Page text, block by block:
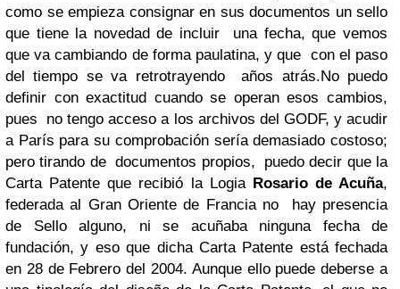
como se empieza consignar en sus documentos un sello
que tiene la novedad de incluir una fecha, que vemos
que va cambiando de forma paulatina, y que con el paso
del tiempo se va retrotrayendo años atrás.No puedo
definir con exactitud cuando se operan esos cambios,
pues no tengo acceso a los archivos del GODF, y acudir
a París para su comprobación sería demasiado costoso;
pero tirando de documentos propios, puedo decir que la
Carta Patente que recibió la LogiaRosario de Acuña,
federada al Gran Oriente de Francia no hay presencia
de Sello alguno, ni se acuñaba ninguna fecha de
fundación, y eso que dicha Carta Patente está fechada
en 28 de Febrero del 2004. Aunque ello puede deberse a